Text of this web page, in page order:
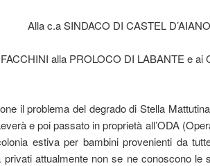
Alla c.a SINDACO DI CASTEL
alla PROLOCO DI LABANTE e ai
il problema del degrado di Stella
e poi passato in proprietà all’ODA
estiva per bambini provenienti da
attualmente non se ne conoscono le